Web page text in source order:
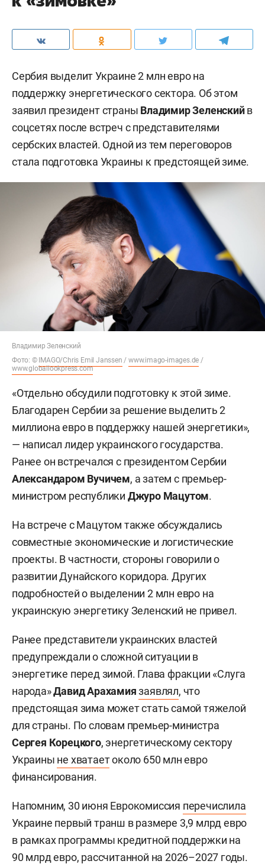
Сербия выделит Украине 2 млн евро на
поддержку энергетического сектора. Об этом
заявил президент страны Владимир Зеленскийв
соцсетях после встреч с представителями
сербских властей. Одной из тем переговоров
стала подготовка Украины к предстоящей зиме.
Владимир Зеленский
Фото: © IMAGO/Chris Emil Janssen /www.imago-images.de /
www.globallookpress.com
«Отдельно обсудили подготовку к этой зиме.
Благодарен Сербии за решение выделить 2
миллиона евро в поддержку нашей энергетики»,
— написал лидер украинского государства.
Ранее он встречался с президентом Сербии
Александаром Вучичем, а затем с премьер-
министром республики Джуро Мацутом.
На встрече с Мацутом также обсуждались
совместные экономические и логистические
проекты. В частности, стороны говорили о
развитии Дунайского коридора. Других
подробностей о выделении 2 млн евро на
украинскую энергетику Зеленский не привел.
Ранее представители украинских властей
предупреждали о сложной ситуации в
энергетике перед зимой. Глава фракции «Слуга
народа»Давид Арахамия заявлял, что
предстоящая зима может стать самой тяжелой
для страны. По словам премьер-министра
Сергея Корецкого, энергетическому сектору
Украины не хватаетоколо 650 млн евро
финансирования.
Напомним, 30 июня Еврокомиссия перечислила
Украине первый транш в размере 3,9 млрд евро
в рамках программы кредитной поддержки на
90 млрд евро, рассчитанной на 2026–2027 годы.